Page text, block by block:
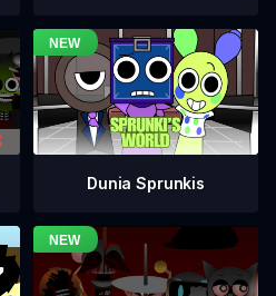
Dunia Sprunkis